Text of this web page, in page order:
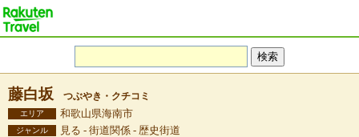
藤白坂 つぶやき・クチコミ
エリア 和歌山県海南市
ジャンル 見る - 街道関係 - 歴史街道